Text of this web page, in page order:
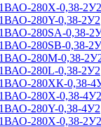
1ВАО-280Х-0,38-2У2
280Y-0,38-2У2
1ВАО-280SА-0,38-
1ВАО-280SВ-0,38-
1ВАО-280М-0,38-
1ВАО-280L-0,38-2У2
1ВАО-280ХК-0,38-
1ВАО-280Х-0,38-4У2
280Y-0,38-4У2
1ВАО-280Х-0,38-2У2